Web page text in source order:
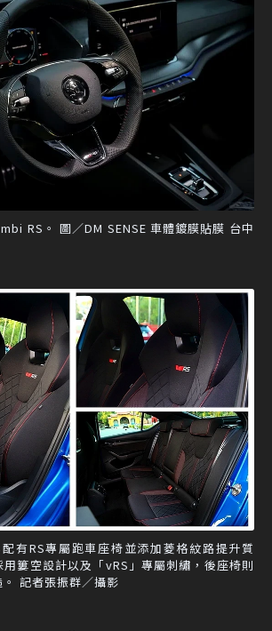
RS。 圖／DM SENSE 車體鍍膜貼膜 台中
有RS專屬跑車座椅並添加菱格紋路提升質
簍空設計以及「vRS」專屬刺繡，後座椅則
記者張振群／攝影